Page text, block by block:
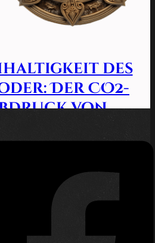
des
Der CO2-
von
Tabletop| Der alte